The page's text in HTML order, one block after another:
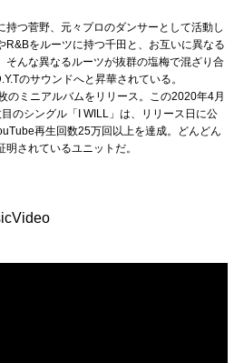
持つ菅野、元々プロのダンサーとして活動し
R&Bをルーツに持つ千田と、お互いに異なる
そんな異なるルーツが抜群の塩梅で混ざり合
のサウンドへと昇華されている。
のミニアルバムをリリース。この2020年4月
のシングル「I WILL」は、リリース日に公
再生回数25万回以上を達成。どんどん
されているユニットだ。